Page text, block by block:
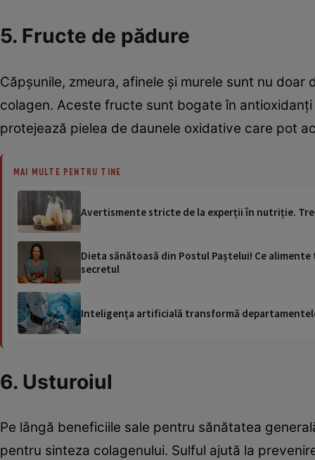
5. Fructe de pădure
Căpșunile, zmeura, afinele și murele sunt nu
colagen. Aceste fructe sunt bogate în
protejează pielea de daunele oxidative care pot
MAI MULTE PENTRU TINE
Avertismente stricte de la experții în nutriție.
Dieta sănătoasă din Postul Paștelui! Ce
secretul
Inteligența artificială transformă
6. Usturoiul
Pe lângă beneficiile sale pentru sănătatea
pentru sinteza colagenului. Sulful ajută la